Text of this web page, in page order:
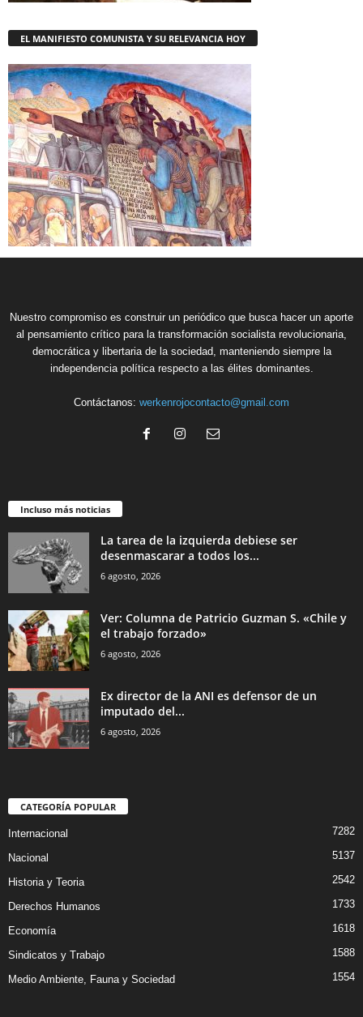
EL MANIFIESTO COMUNISTA Y SU RELEVANCIA HOY
Nuestro compromiso es construir un periódico que busca hacer un aporte
al pensamiento crítico para la transformación socialista revolucionaria,
democrática y libertaria de la sociedad, manteniendo siempre la
independencia política respecto a las élites dominantes.
Contáctanos: werkenrojocontacto@gmail.com
Incluso más noticias
La tarea de la izquierda debiese ser
desenmascarar a todos los...
6 agosto, 2026
Ver: Columna de Patricio Guzman S. «Chile y
el trabajo forzado»
6 agosto, 2026
Ex director de la ANI es defensor de un
imputado del...
6 agosto, 2026
CATEGORÍA POPULAR
Internacional 7282
Nacional 5137
Historia y Teoria 2542
Derechos Humanos 1733
Economía 1618
Sindicatos y Trabajo 1588
Medio Ambiente, Fauna y Sociedad 1554